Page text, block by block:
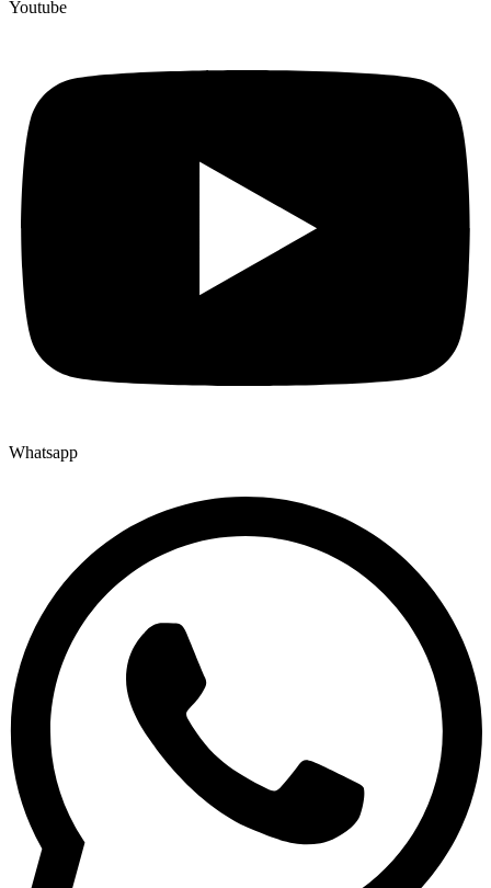
Youtube
Whatsapp